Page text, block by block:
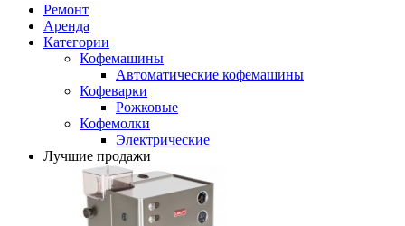
Ремонт
Аренда
Категории
Кофемашины
Автоматические кофемашины
Кофеварки
Рожковые
Кофемолки
Электрические
Лучшие продажи